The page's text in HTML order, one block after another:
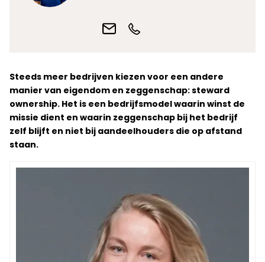
Steeds meer bedrijven kiezen voor een andere
manier van eigendom en zeggenschap: steward
ownership. Het is een bedrijfsmodel waarin winst de
missie dient en waarin zeggenschap bij het bedrijf
zelf blijft en niet bij aandeelhouders die op afstand
staan.